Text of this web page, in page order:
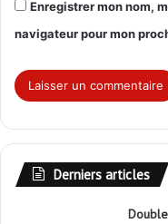
Enregistrer mon nom,
navigateur pour mon
Derniers articles